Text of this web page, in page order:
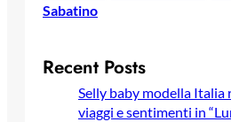
Sabatino
Recent Posts
Selly baby modella Italia
viaggi e sentimenti in